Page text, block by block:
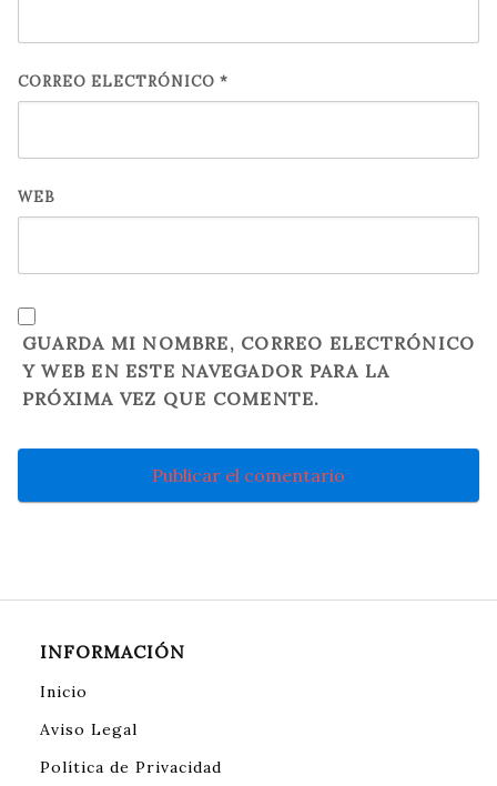
CORREO ELECTRÓNICO *
WEB
GUARDA MI NOMBRE, CORREO ELECTRÓNICO
Y WEB EN ESTE NAVEGADOR PARA LA
PRÓXIMA VEZ QUE COMENTE.
INFORMACIÓN
Inicio
Aviso Legal
Política de Privacidad